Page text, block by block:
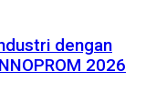
dengan
2026